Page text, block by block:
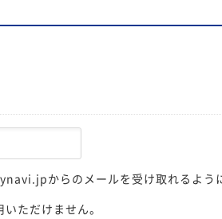
からのメールを受け取れるよう
ただけません。